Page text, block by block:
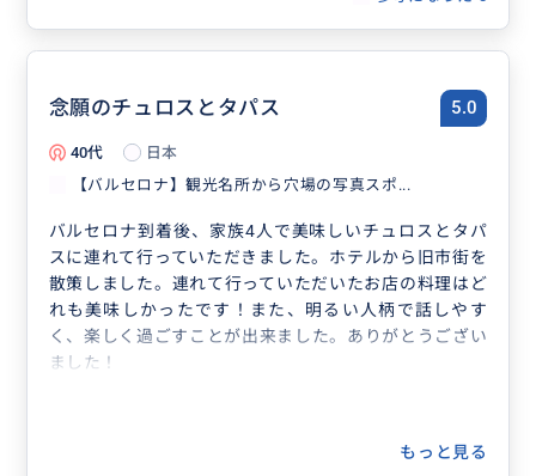
念願のチュロスとタパス 5.0
40代
日本
【バルセロナ】観光名所から穴場の写真スポ...
バルセロナ到着後、家族4人で美味しいチュロスとタパ
スに連れて行っていただきました。ホテルから旧市街を
散策しました。連れて行っていただいたお店の料理はど
れも美味しかったです！また、明るい人柄で話しやす
く、楽しく過ごすことが出来ました。ありがとうござい
ました！
もっと見る